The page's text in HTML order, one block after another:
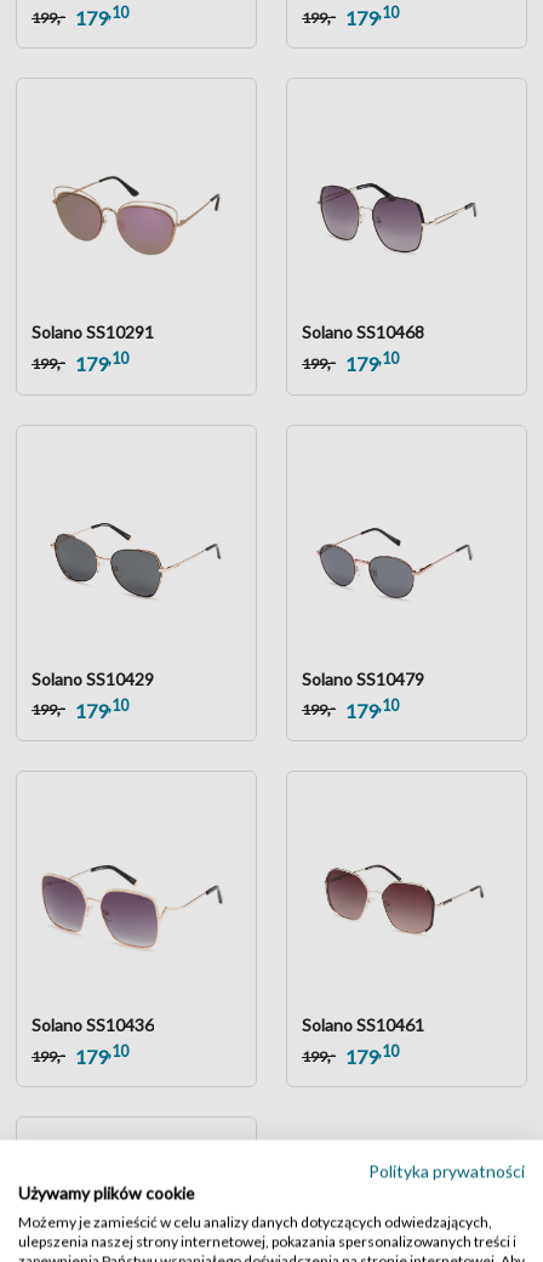
199,- 179,10 199,- 179,10
Solano SS10291
199,- 179,10
Solano SS10468
199,- 179,10
Solano SS10429
199,- 179,10
Solano SS10479
199,- 179,10
Solano SS10436
199,- 179,10
Solano SS10461
199,- 179,10
Polityka prywatności
Używamy plików cookie
Możemy je zamieścić w celu analizy danych dotyczących odwiedzających,
ulepszenia naszej strony internetowej, pokazania spersonalizowanych treści i